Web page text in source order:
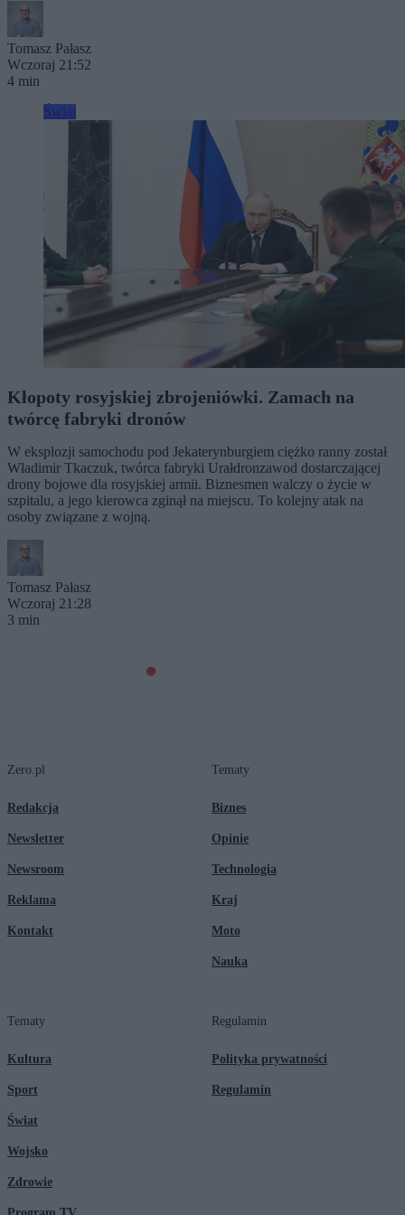
Tomasz Pałasz
Wczoraj 21:52
4 min
Kłopoty rosyjskiej zbrojeniówki. Zamach na
twórcę fabryki dronów
W eksplozji samochodu pod Jekaterynburgiem ciężko ranny został
Władimir Tkaczuk, twórca fabryki Urałdronzawod dostarczającej
drony bojowe dla rosyjskiej armii. Biznesmen walczy o życie w
szpitalu, a jego kierowca zginął na miejscu. To kolejny atak na
osoby związane z wojną.
Tomasz Pałasz
Wczoraj 21:28
3 min
Zero.pl
Redakcja
Newsletter
Newsroom
Reklama
Kontakt
Tematy
Biznes
Opinie
Technologia
Kraj
Moto
Nauka
Tematy
Kultura
Sport
Świat
Wojsko
Zdrowie
Regulamin
Polityka prywatności
Regulamin